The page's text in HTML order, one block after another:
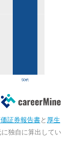
証券報告書と 厚生
に独自に算出してい